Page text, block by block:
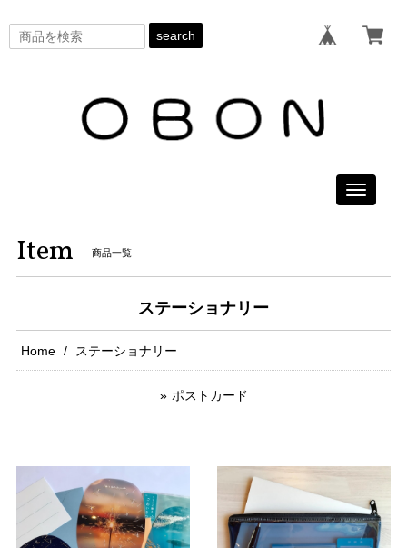
search
Toggle
Item 商品一覧
ステーショナリー
Home ステーショナリー
ポストカード